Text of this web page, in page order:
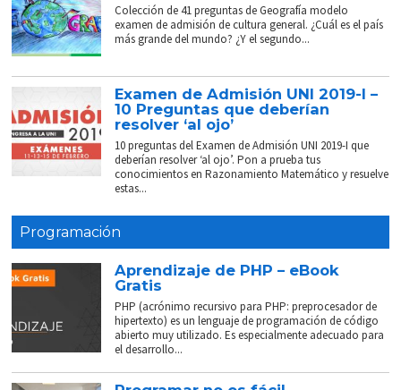
Colección de 41 preguntas de Geografía modelo
examen de admisión de cultura general. ¿Cuál es el país
más grande del mundo? ¿Y el segundo...
Examen de Admisión UNI 2019-I –
10 Preguntas que deberían
resolver ‘al ojo’
10 preguntas del Examen de Admisión UNI 2019-I que
deberían resolver ‘al ojo’. Pon a prueba tus
conocimientos en Razonamiento Matemático y resuelve
estas...
Programación
Aprendizaje de PHP – eBook
Gratis
PHP (acrónimo recursivo para PHP: preprocesador de
hipertexto) es un lenguaje de programación de código
abierto muy utilizado. Es especialmente adecuado para
el desarrollo...